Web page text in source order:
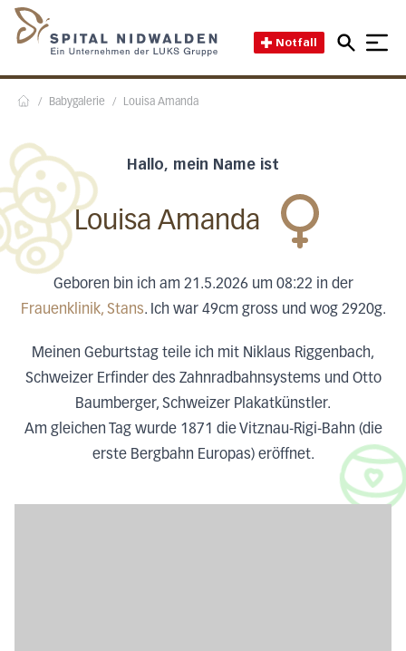
Notfall
/ Babygalerie / Louisa Amanda
Hallo, mein Name ist
Louisa Amanda
Geboren bin ich am 21.5.2026 um 08:22 in der
Frauenklinik, Stans. Ich war 49cm gross und wog 2920g.
Meinen Geburtstag teile ich mit Niklaus Riggenbach,
Schweizer Erfinder des Zahnradbahnsystems und Otto
Baumberger, Schweizer Plakatkünstler.
Am gleichen Tag wurde 1871 die Vitznau-Rigi-Bahn (die
erste Bergbahn Europas) eröffnet.